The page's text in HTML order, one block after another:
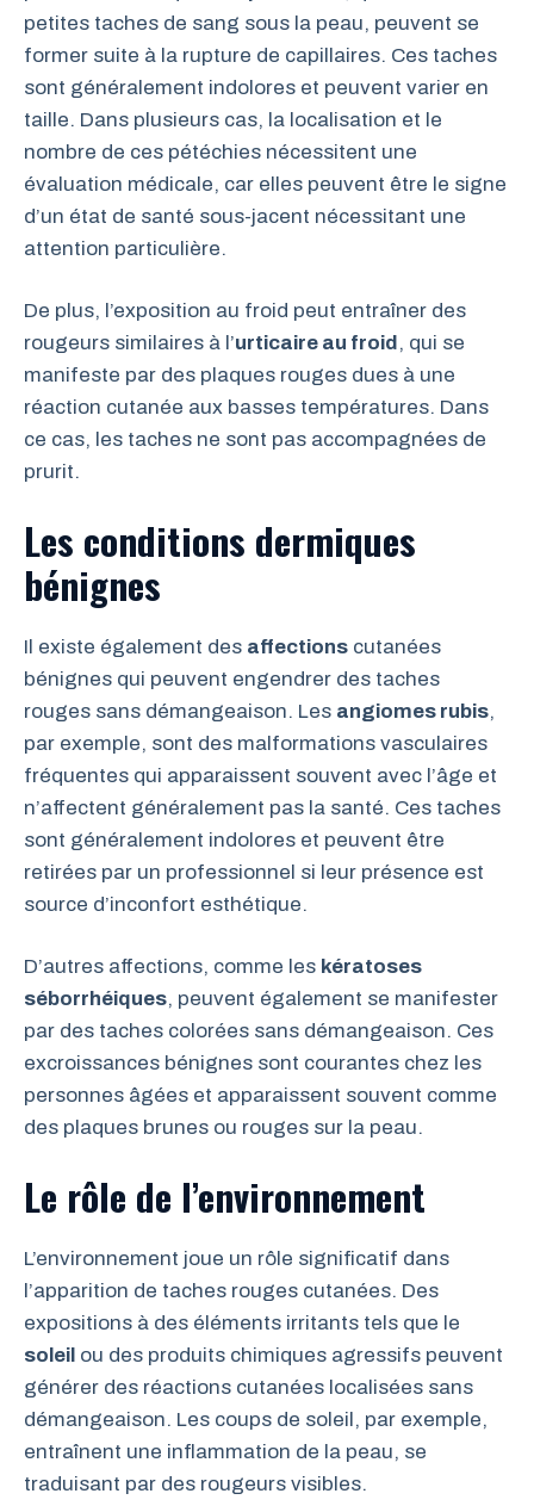
petites taches de sang sous la peau, peuvent se
former suite à la rupture de capillaires. Ces taches
sont généralement indolores et peuvent varier en
taille. Dans plusieurs cas, la localisation et le
nombre de ces pétéchies nécessitent une
évaluation médicale, car elles peuvent être le signe
d’un état de santé sous-jacent nécessitant une
attention particulière.
De plus, l’exposition au froid peut entraîner des
rougeurs similaires à l’urticaire au froid, qui se
manifeste par des plaques rouges dues à une
réaction cutanée aux basses températures. Dans
ce cas, les taches ne sont pas accompagnées de
prurit.
Les conditions dermiques
bénignes
Il existe également des affections cutanées
bénignes qui peuvent engendrer des taches
rouges sans démangeaison. Les angiomes rubis,
par exemple, sont des malformations vasculaires
fréquentes qui apparaissent souvent avec l’âge et
n’affectent généralement pas la santé. Ces taches
sont généralement indolores et peuvent être
retirées par un professionnel si leur présence est
source d’inconfort esthétique.
D’autres affections, comme les kératoses
séborrhéiques, peuvent également se manifester
par des taches colorées sans démangeaison. Ces
excroissances bénignes sont courantes chez les
personnes âgées et apparaissent souvent comme
des plaques brunes ou rouges sur la peau.
Le rôle de l’environnement
L’environnement joue un rôle significatif dans
l’apparition de taches rouges cutanées. Des
expositions à des éléments irritants tels que le
soleil ou des produits chimiques agressifs peuvent
générer des réactions cutanées localisées sans
démangeaison. Les coups de soleil, par exemple,
entraînent une inflammation de la peau, se
traduisant par des rougeurs visibles.